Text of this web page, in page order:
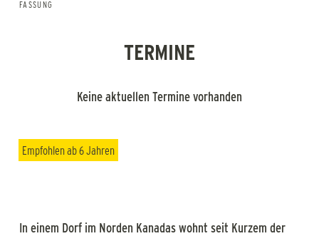
FASSUNG
TERMINE
Keine aktuellen Termine vorhanden
Empfohlen ab 6 Jahren
In einem Dorf im Norden Kanadas wohnt seit Kurzem der